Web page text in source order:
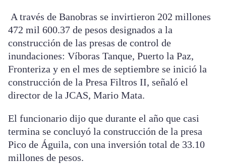
A través de Banobras se invirtieron 202 millones
472 mil 600.37 de pesos designados a la
construcción de las presas de control de
inundaciones: Víboras Tanque, Puerto la Paz,
Fronteriza y en el mes de septiembre se inició la
construcción de la Presa Filtros II, señaló el
director de la JCAS, Mario Mata.
El funcionario dijo que durante el año que casi
termina se concluyó la construcción de la presa
Pico de Águila, con una inversión total de 33.10
millones de pesos.